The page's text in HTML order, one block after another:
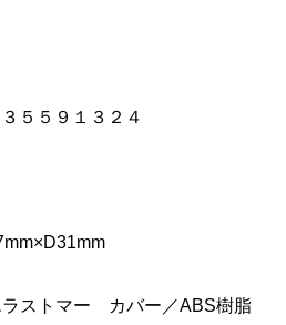
５５９１３２４
ラストマー カバー／ABS樹脂